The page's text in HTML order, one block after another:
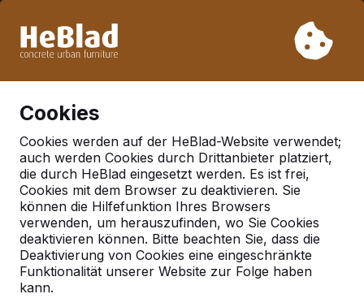
Woche 33 nicht. Bitte berücksichtigen Sie daher längere
Cookies
Cookies werden auf der HeBlad-Website verwendet;
auch werden Cookies durch Drittanbieter platziert,
die durch HeBlad eingesetzt werden. Es ist frei,
Cookies mit dem Browser zu deaktivieren. Sie
können die Hilfefunktion Ihres Browsers
verwenden, um herauszufinden, wo Sie Cookies
deaktivieren können. Bitte beachten Sie, dass die
Deaktivierung von Cookies eine eingeschränkte
Funktionalität unserer Website zur Folge haben
kann.
Picknicksets